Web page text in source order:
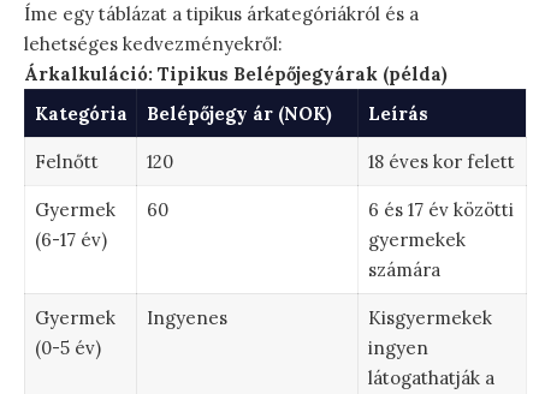
Íme egy táblázat a tipikus árkategóriákról és a
lehetséges kedvezményekről:
Árkalkuláció: Tipikus Belépőjegyárak (példa)
Kategória
Belépőjegy ár (NOK) Leírás
Felnőtt 120 18 éves kor felett
Gyermek
(6-17 év)
60
6 és 17 év közötti
gyermekek
számára
Gyermek
(0-5 év)
Ingyenes
Kisgyermekek
ingyen
látogathatják a